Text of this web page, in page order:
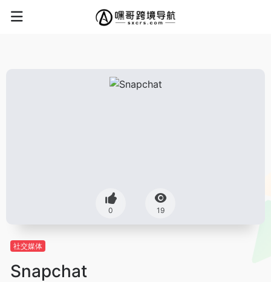
0 19
社交媒体
Snapchat